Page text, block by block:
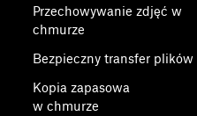
Przechowywanie zdjęć w
chmurze
Bezpieczny transfer plików
Kopia zapasowa
w chmurze